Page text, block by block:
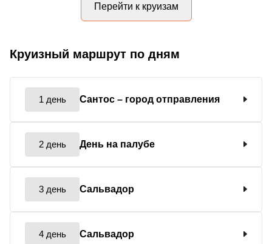
Перейти к круизам
Круизный маршрут по дням
1 день Сантос – город отправления
2 день День на палубе
3 день Сальвадор
4 день Сальвадор